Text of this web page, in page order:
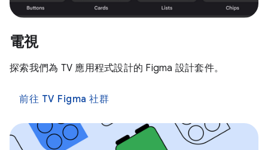
電視
探索我們為 TV 應用程式設計的 Figma 設計套件。
前往 TV Figma 社群